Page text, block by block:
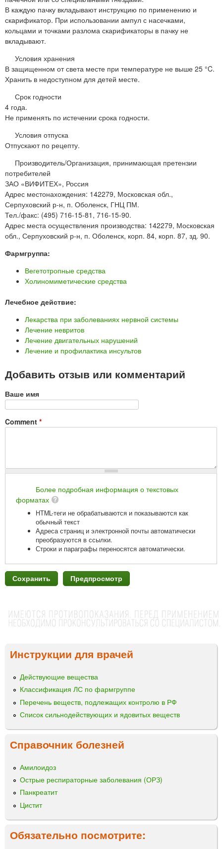
В каждую пачку вкладывают инструкцию по применению и
скарификатор. При использовании ампул с насечками,
кольцами и точками разлома скарификаторы в пачку не
вкладывают.
Условия хранения
В защищенном от света месте при температуре не выше 25 °C.
Хранить в недоступном для детей месте.
Срок годности
4 года.
Не применять по истечении срока годности.
Условия отпуска
Отпускают по рецепту.
Производитель/Организация, принимающая претензии
потребителей
ЗАО «ВИФИТЕХ», Россия
Адрес местонахождения: 142279, Московская обл.,
Серпуховский р-н, п. Оболенск, ГНЦ ПМ.
Тел./факс: (495) 716-15-81, 716-15-90.
Адрес места осуществления производства: 142279, Московская
обл., Серпуховский р-н, п. Оболенск, корп. 84, корп. 87, зд. 90.
Фармгруппа:
Вегетотропные средства
Холиномиметические средства
Лечебное действие:
Лекарства при заболеваниях нервной системы
Лечение невритов
Лечение двигательных нарушений
Лечение и профилактика инсультов
Добавить отзыв или комментарий
Ваше имя
Comment *
Более подробная информация о текстовых
форматах
HTML-теги не обрабатываются и показываются как
обычный текст
Адреса страниц и электронной почты автоматически
преобразуются в ссылки.
Строки и параграфы переносятся автоматически.
Инструкции для врачей
Действующие вещества
Классификация ЛС по фармгруппе
Перечень веществ, подлежащих контролю в РФ
Список сильнодействующих и ядовитых веществ
Справочник болезней
Амилоидоз
Острые респираторные заболевания (ОРЗ)
Панкреатит
Цистит
Обязательно посмотрите: